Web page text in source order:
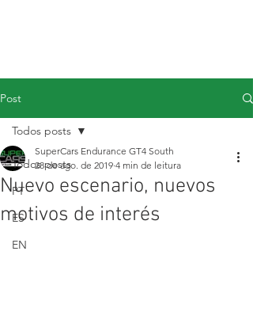
Post
Todos posts
PT
ES
EN
Todos posts
Nuevo escenario, nuevos
motivos de interés
SuperCars Endurance GT4 South
28 de ago. de 2019 4 min de leitura